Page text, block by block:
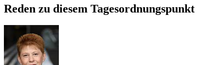
Reden zu diesem Tagesordnungspunkt